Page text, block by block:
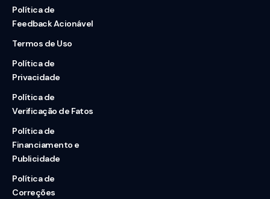
Política de
Feedback Acionável
Termos de Uso
Política de
Privacidade
Política de
Verificação de Fatos
Política de
Financiamento e
Publicidade
Política de
Correções